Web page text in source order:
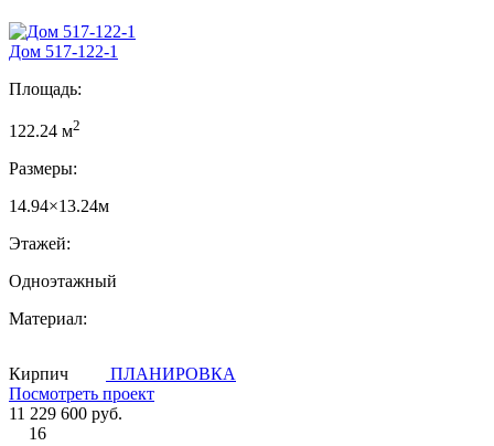
Дом 517-122-1
Площадь:
122.24 м2
Размеры:
14.94×13.24м
Этажей:
Одноэтажный
Материал:
Кирпич
ПЛАНИРОВКА
Посмотреть проект
11 229 600 руб.
16